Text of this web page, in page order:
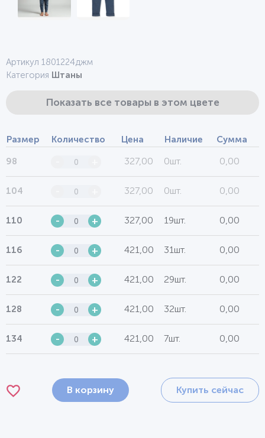
Артикул 1801224джм
Категория Штаны
Показать все товары в этом цвете
Размер Количество Цена Наличие Сумма
98 327,00 0шт. 0,00
104 327,00 0шт. 0,00
110 - + 327,00 19шт. 0,00
116 - + 421,00 31шт. 0,00
122 - + 421,00 29шт. 0,00
128 - + 421,00 32шт. 0,00
134 - + 421,00 7шт. 0,00
В корзину Купить сейчас